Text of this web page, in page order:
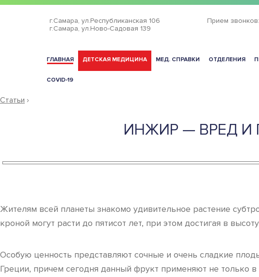
г.Самара, ул.Республиканская 106
г.Самара, ул.Ново-Садовая 139
Прием звонков:
ГЛАВНАЯ ДЕТСКАЯ МЕДИЦИНА МЕД. СПРАВКИ ОТДЕЛЕНИЯ
COVID-19
Статьи ›
ИНЖИР — ВРЕД И
Жителям всей планеты знакомо удивительное растение
кроной могут расти до пятисот лет, при этом достигая в
Особую ценность представляют сочные и очень сладкие
Греции, причем сегодня данный фрукт применяют не только